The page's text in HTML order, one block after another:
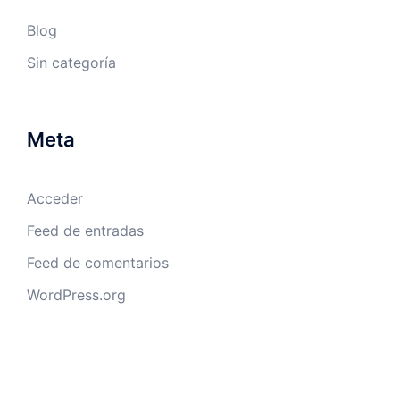
Blog
Sin categoría
Meta
Acceder
Feed de entradas
Feed de comentarios
WordPress.org